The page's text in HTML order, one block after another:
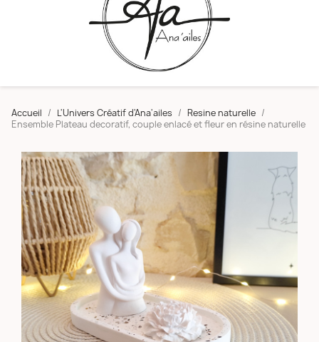
Accueil L'Univers Créatif d'Ana'ailes
Resine naturelle
Ensemble Plateau decoratif, couple enlacé et fleur en résine naturelle